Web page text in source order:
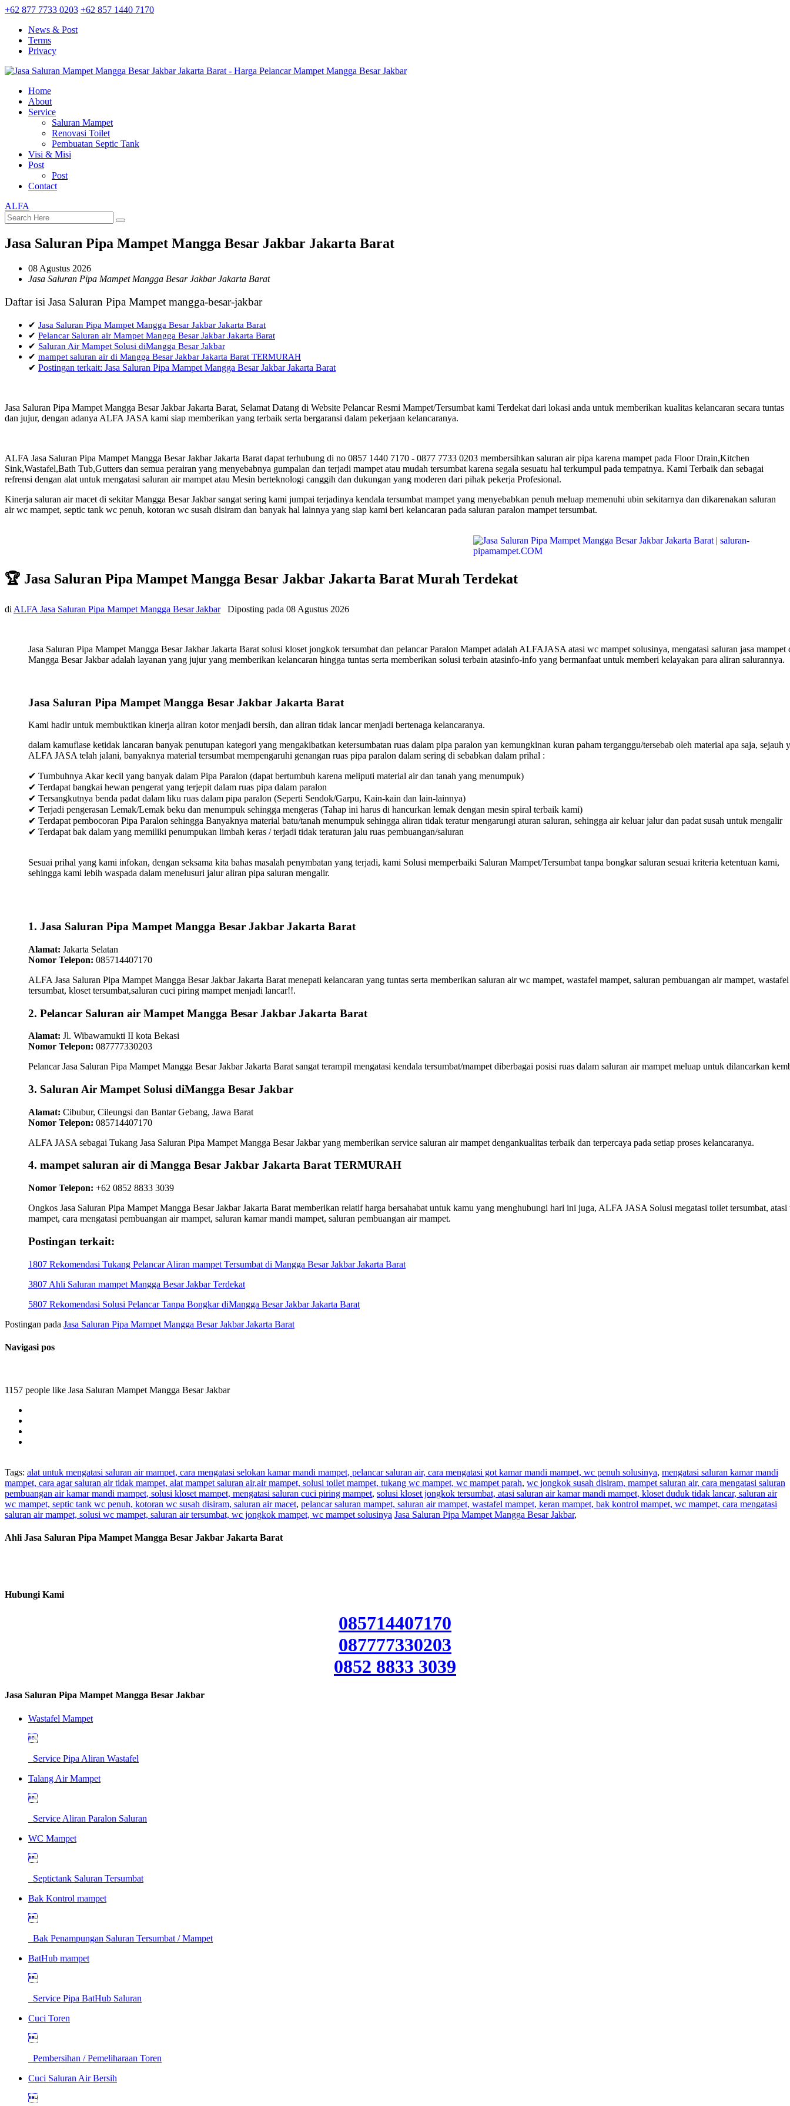
+62 877 7733 0203 +62 857 1440 7170
News & Post
Terms
Privacy
Home
About
Service
Saluran Mampet
Renovasi Toilet
Pembuatan Septic Tank
Visi & Misi
Post
Post
Contact
ALFA
Jasa Saluran Pipa Mampet Mangga Besar Jakbar Jakarta Barat
08 Agustus 2026
Jasa Saluran Pipa Mampet Mangga Besar Jakbar Jakarta Barat
Daftar isi Jasa Saluran Pipa Mampet mangga-besar-jakbar
✔ Jasa Saluran Pipa Mampet Mangga Besar Jakbar Jakarta Barat
✔ Pelancar Saluran air Mampet Mangga Besar Jakbar Jakarta Barat
✔ Saluran Air Mampet Solusi diMangga Besar Jakbar
✔ mampet saluran air di Mangga Besar Jakbar Jakarta Barat TERMURAH
✔ Postingan terkait: Jasa Saluran Pipa Mampet Mangga Besar Jakbar Jakarta Barat
Jasa Saluran Pipa Mampet Mangga Besar Jakbar Jakarta Barat, Selamat Datang di Website Pelancar Resmi Mampet/Tersumbat kami Terdekat dari lokasi anda untuk memberikan kualitas kelancaran secara tuntas
dan jujur, dengan adanya ALFA JASA kami siap memberikan yang terbaik serta bergaransi dalam pekerjaan kelancaranya.
ALFA Jasa Saluran Pipa Mampet Mangga Besar Jakbar Jakarta Barat dapat terhubung di no 0857 1440 7170 - 0877 7733 0203 membersihkan saluran air pipa karena mampet pada Floor Drain,Kitchen
Sink,Wastafel,Bath Tub,Gutters dan semua perairan yang menyebabnya gumpalan dan terjadi mampet atau mudah tersumbat karena segala sesuatu hal terkumpul pada tempatnya. Kami Terbaik dan sebagai
refrensi dengan alat untuk mengatasi saluran air mampet atau Mesin berteknologi canggih dan dukungan yang moderen dari pihak pekerja Profesional.
Kinerja saluran air macet di sekitar Mangga Besar Jakbar sangat sering kami jumpai terjadinya kendala tersumbat mampet yang menyebabkan penuh meluap memenuhi ubin sekitarnya dan dikarenakan saluran
air wc mampet, septic tank wc penuh, kotoran wc susah disiram dan banyak hal lainnya yang siap kami beri kelancaran pada saluran paralon mampet tersumbat.
🏆 Jasa Saluran Pipa Mampet Mangga Besar Jakbar Jakarta Barat Murah Terdekat
di ALFA Jasa Saluran Pipa Mampet Mangga Besar Jakbar Diposting pada 08 Agustus 2026
Jasa Saluran Pipa Mampet Mangga Besar Jakbar Jakarta Barat solusi kloset jongkok tersumbat dan pelancar Paralon Mampet adalah ALFAJASA atasi wc mampet solusinya, mengatasi saluran jasa mampet
Mangga Besar Jakbar adalah layanan yang jujur yang memberikan kelancaran hingga tuntas serta memberikan solusi terbain atasinfo-info yang bermanfaat untuk memberi kelayakan para aliran salurannya.
Jasa Saluran Pipa Mampet Mangga Besar Jakbar Jakarta Barat
Kami hadir untuk membuktikan kinerja aliran kotor menjadi bersih, dan aliran tidak lancar menjadi bertenaga kelancaranya.
dalam kamuflase ketidak lancaran banyak penutupan kategori yang mengakibatkan ketersumbatan ruas dalam pipa paralon yan kemungkinan kuran paham terganggu/tersebab oleh material apa saja, sejauh
ALFA JASA telah jalani, banyaknya material tersumbat mempengaruhi genangan ruas pipa paralon dalam sering di sebabkan dalam prihal :
✔ Tumbuhnya Akar kecil yang banyak dalam Pipa Paralon (dapat bertumbuh karena meliputi material air dan tanah yang menumpuk)
✔ Terdapat bangkai hewan pengerat yang terjepit dalam ruas pipa dalam paralon
✔ Tersangkutnya benda padat dalam liku ruas dalam pipa paralon (Seperti Sendok/Garpu, Kain-kain dan lain-lainnya)
✔ Terjadi pengerasan Lemak/Lemak beku dan menumpuk sehingga mengeras (Tahap ini harus di hancurkan lemak dengan mesin spiral terbaik kami)
✔ Terdapat pembocoran Pipa Paralon sehingga Banyaknya material batu/tanah menumpuk sehingga aliran tidak teratur mengarungi aturan saluran, sehingga air keluar jalur dan padat susah untuk mengalir
✔ Terdapat bak dalam yang memiliki penumpukan limbah keras / terjadi tidak teraturan jalu ruas pembuangan/saluran
Sesuai prihal yang kami infokan, dengan seksama kita bahas masalah penymbatan yang terjadi, kami Solusi memperbaiki Saluran Mampet/Tersumbat tanpa bongkar saluran sesuai kriteria ketentuan kami,
sehingga kami lebih waspada dalam menelusuri jalur aliran pipa saluran mengalir.
1. Jasa Saluran Pipa Mampet Mangga Besar Jakbar Jakarta Barat
Alamat: Jakarta Selatan
Nomor Telepon: 085714407170
ALFA Jasa Saluran Pipa Mampet Mangga Besar Jakbar Jakarta Barat menepati kelancaran yang tuntas serta memberikan saluran air wc mampet, wastafel mampet, saluran pembuangan air mampet, wastafel
tersumbat, kloset tersumbat,saluran cuci piring mampet menjadi lancar!!.
2. Pelancar Saluran air Mampet Mangga Besar Jakbar Jakarta Barat
Alamat: Jl. Wibawamukti II kota Bekasi
Nomor Telepon: 087777330203
Pelancar Jasa Saluran Pipa Mampet Mangga Besar Jakbar Jakarta Barat sangat terampil mengatasi kendala tersumbat/mampet diberbagai posisi ruas dalam saluran air mampet meluap untuk dilancarkan
3. Saluran Air Mampet Solusi diMangga Besar Jakbar
Alamat: Cibubur, Cileungsi dan Bantar Gebang, Jawa Barat
Nomor Telepon: 085714407170
ALFA JASA sebagai Tukang Jasa Saluran Pipa Mampet Mangga Besar Jakbar yang memberikan service saluran air mampet dengankualitas terbaik dan terpercaya pada setiap proses kelancaranya.
4. mampet saluran air di Mangga Besar Jakbar Jakarta Barat TERMURAH
Nomor Telepon: +62 0852 8833 3039
Ongkos Jasa Saluran Pipa Mampet Mangga Besar Jakbar Jakarta Barat memberikan relatif harga bersahabat untuk kamu yang menghubungi hari ini juga, ALFA JASA Solusi megatasi toilet tersumbat, atasi
mampet, cara mengatasi pembuangan air mampet, saluran kamar mandi mampet, saluran pembuangan air mampet.
Postingan terkait:
1807 Rekomendasi Tukang Pelancar Aliran mampet Tersumbat di Mangga Besar Jakbar Jakarta Barat
3807 Ahli Saluran mampet Mangga Besar Jakbar Terdekat
5807 Rekomendasi Solusi Pelancar Tanpa Bongkar diMangga Besar Jakbar Jakarta Barat
Postingan pada Jasa Saluran Pipa Mampet Mangga Besar Jakbar Jakarta Barat
Navigasi pos
1157 people like Jasa Saluran Mampet Mangga Besar Jakbar
Tags: alat untuk mengatasi saluran air mampet, cara mengatasi selokan kamar mandi mampet, pelancar saluran air, cara mengatasi got kamar mandi mampet, wc penuh solusinya, mengatasi saluran kamar mandi
mampet, cara agar saluran air tidak mampet, alat mampet saluran air,air mampet, solusi toilet mampet, tukang wc mampet, wc mampet parah, wc jongkok susah disiram, mampet saluran air, cara mengatasi saluran
pembuangan air kamar mandi mampet, solusi kloset mampet, mengatasi saluran cuci piring mampet, solusi kloset jongkok tersumbat, atasi saluran air kamar mandi mampet, kloset duduk tidak lancar, saluran air
wc mampet, septic tank wc penuh, kotoran wc susah disiram, saluran air macet, pelancar saluran mampet, saluran air mampet, wastafel mampet, keran mampet, bak kontrol mampet, wc mampet, cara mengatasi
saluran air mampet, solusi wc mampet, saluran air tersumbat, wc jongkok mampet, wc mampet solusinya Jasa Saluran Pipa Mampet Mangga Besar Jakbar,
Ahli Jasa Saluran Pipa Mampet Mangga Besar Jakbar Jakarta Barat
Hubungi Kami
085714407170
087777330203
0852 8833 3039
Jasa Saluran Pipa Mampet Mangga Besar Jakbar
Wastafel Mampet

Service Pipa Aliran Wastafel
Talang Air Mampet

Service Aliran Paralon Saluran
WC Mampet

Septictank Saluran Tersumbat
Bak Kontrol mampet

Bak Penampungan Saluran Tersumbat / Mampet
BatHub mampet

Service Pipa BatHub Saluran
Cuci Toren

Pembersihan / Pemeliharaan Toren
Cuci Saluran Air Bersih
